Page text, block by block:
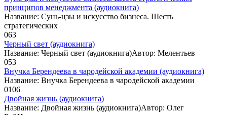
принципов менеджмента (аудиокнига)
Название: Сунь-цзы и искусство бизнеса. Шесть
стратегических
063
Черный свет (аудиокнига)
Название: Черный свет (аудиокнига)Автор: Мелентьев
053
Внучка Берендеева в чародейской академии (аудиокнига)
Название: Внучка Берендеева в чародейской академии
0106
Двойная жизнь (аудиокнига)
Название: Двойная жизнь (аудиокнига)Автор: Олег